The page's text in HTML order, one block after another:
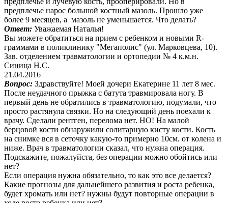
предплечье нарос большой костный мазоль. Прошло уже
более 9 месяцев, а мазоль не уменьшается. Что делать?
Ответ: Уважаемая Наталья!
Вы можете обратиться на прием с ребенком и новыми R-
граммами в поликлинику "Мегаполис" (ул. Марковцева, 10).
Зав. отделением травматологии и ортопедии № 4 к.м.н.
Синица Н.С.
21.04.2016
Вопрос: Здравствуйте! Моей дочери Екатерине 11 лет 8 мес.
После неудачного прыжка с батута травмировала ногу. В
первый день не обратились в травматологию, подумали, что
просто растянула связки. Но на следующий день поехали к
врачу. Сделали рентген, перелома нет. НО! На малой
берцовой кости обнаружили солитарную кисту кости. Кость
на снимке вся в сеточку какую-то примерно 10см. от колена и
ниже. Врач в травматологии сказал, что нужна операция.
Подскажите, пожалуйста, без операции можно обойтись или
нет?
Если операция нужна обязательно, то как это все делается?
Какие прогнозы для дальнейшего развития и роста ребенка,
будет хромать или нет? нужны будут повторные операции в